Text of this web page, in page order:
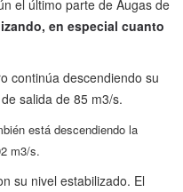
el último parte de Augas de
en especial cuanto
continúa descendiendo su
salida de 85 m3/s.
está descendiendo la
m3/s.
su nivel estabilizado. El